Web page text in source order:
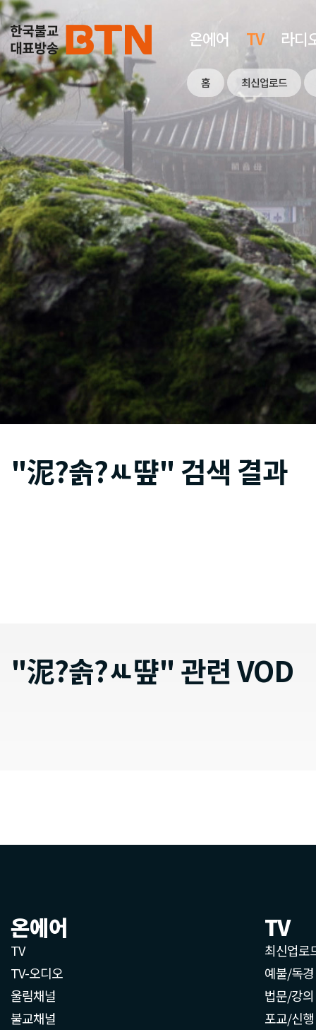
온에어 TV 라디
홈 최신업로드
"泥?솕?ㅻ떂" 검색 결과
"泥?솕?ㅻ떂" 관련 VOD
온에어
TV
TV-오디오
울림채널
불교채널
TV
최신업로
예불/독경
법문/강의
포교/신행